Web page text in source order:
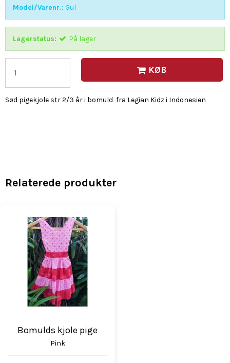
Model/Varenr.: Gul
Lagerstatus: På lager
KØB
Sød pigekjole str 2/3 år i bomuld fra Legian Kidz i Indonesien
Relaterede produkter
Bomulds kjole pige
Pink